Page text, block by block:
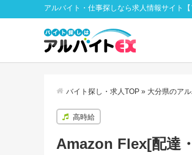
アルバイト・仕事探しなら求人情報サイト【
バイト探し・求人TOP » 大分県のアル
高時給
Amazon Flex[配達